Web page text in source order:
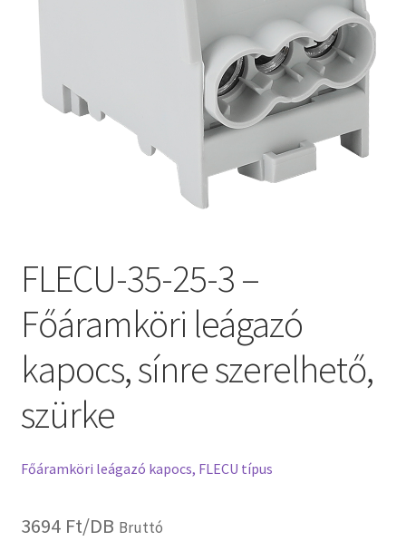
FLECU-35-25-3 –
Főáramköri leágazó
kapocs, sínre szerelhető,
szürke
Főáramköri leágazó kapocs, FLECU típus
3694 Ft/DB Bruttó